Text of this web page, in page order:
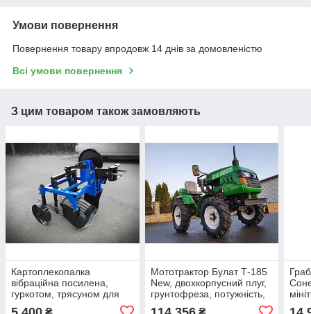
Умови повернення
Повернення товару впродовж 14 днів за домовленістю
Всі умови повернення
З цим товаром також замовляють
Картоплекопалка
вібраційна посилена,
гуркотом, трясуном для
мотоблоків і мототракторів
Мототрактор Булат Т-185
New, двохкорпусний плуг,
грунтофреза, потужність,